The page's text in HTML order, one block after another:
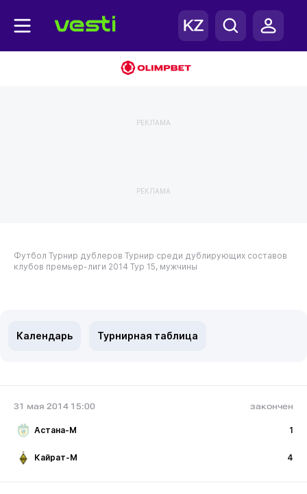
РЕКЛАМА
РЕКЛАМА
Футбол Турнир дублеров Турнир среди дублирующих составов
клубов премьер-лиги 2014 Тур 15, мужчины
Календарь Турнирная таблица
31 мая 2014 15:00 закончен
Астана-М 1
Кайрат-М 4